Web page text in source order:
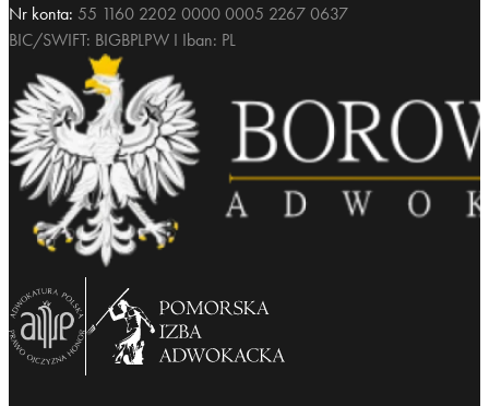
Nr konta: 55 1160 2202 0000 0005 2267 0637
BIC/SWIFT: BIGBPLPW I Iban: PL